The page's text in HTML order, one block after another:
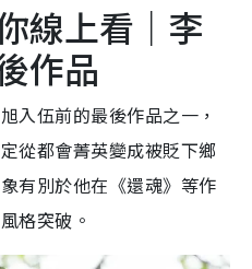
線上看｜李
作品
入伍前的最後作品之一，
從都會菁英變成被貶下鄉
有別於他在《還魂》等作
格突破。